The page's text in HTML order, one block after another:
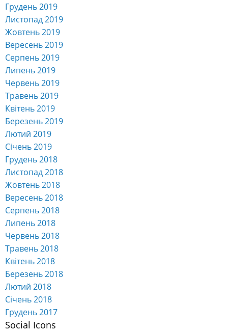
Грудень 2019
Листопад 2019
Жовтень 2019
Вересень 2019
Серпень 2019
Липень 2019
Червень 2019
Травень 2019
Квітень 2019
Березень 2019
Лютий 2019
Січень 2019
Грудень 2018
Листопад 2018
Жовтень 2018
Вересень 2018
Серпень 2018
Липень 2018
Червень 2018
Травень 2018
Квітень 2018
Березень 2018
Лютий 2018
Січень 2018
Грудень 2017
Social Icons